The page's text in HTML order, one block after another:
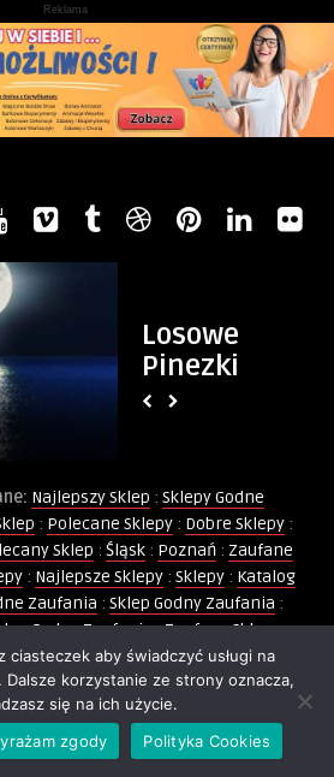
Reklama
Losowe
Pinezki
Najlepszy Sklep : Sklepy Godne
: Polecane Sklepy : Dobre Sklepy :
Sklep : Śląsk : Poznań : Zaufane
: Najlepsze Sklepy: Sklepy: Katalog
Zaufania : Sklep Godny Zaufania :
Godny Zaufania:Zaufany Sklep:
:Strój Mikołaja:Trójmiasto:
Party Shop:Warszawa:Rumia:Bańki
Foliowe :Kurs Animatora Zabaw
Twoje Miasto
ciasteczek aby świadczyć usługi na
Dalsze korzystanie ze strony oznacza,
się na ich użycie.
zgody Polityka Cookies